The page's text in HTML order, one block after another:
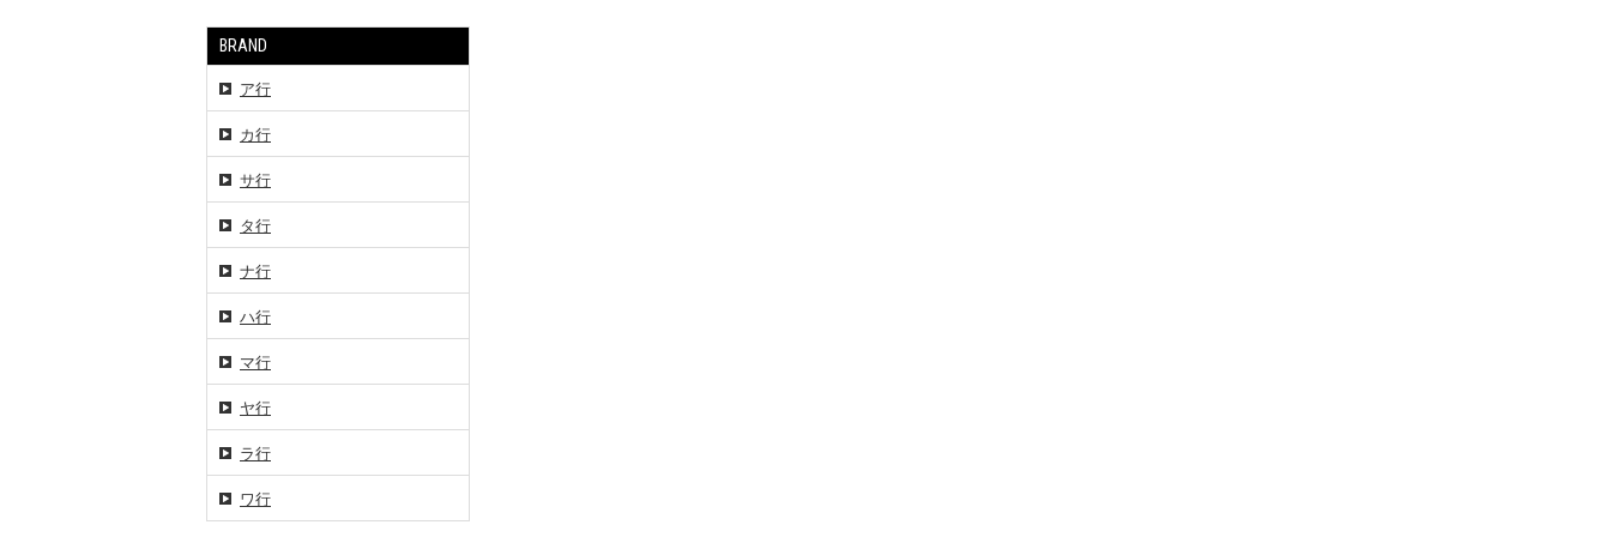
BRAND
ア行
カ行
サ行
タ行
ナ行
ハ行
マ行
ヤ行
ラ行
ワ行